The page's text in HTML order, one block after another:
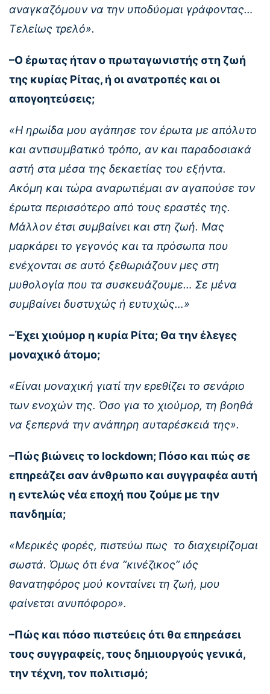
αναγκαζόμουν να την υποδύομαι γράφοντας…
Τελείως τρελό».
–Ο έρωτας ήταν ο πρωταγωνιστής στη ζωή
της κυρίας Ρίτας, ή οι ανατροπές και οι
απογοητεύσεις;
«Η ηρωίδα μου αγάπησε τον έρωτα με απόλυτο
και αντισυμβατικό τρόπο, αν και παραδοσιακά
αστή στα μέσα της δεκαετίας του εξήντα.
Ακόμη και τώρα αναρωτιέμαι αν αγαπούσε τον
έρωτα περισσότερο από τους εραστές της.
Μάλλον έτσι συμβαίνει και στη ζωή. Μας
μαρκάρει το γεγονός και τα πρόσωπα που
ενέχονται σε αυτό ξεθωριάζουν μες στη
μυθολογία που τα συσκευάζουμε… Σε μένα
συμβαίνει δυστυχώς ή ευτυχώς…»
–Έχει χιούμορ η κυρία Ρίτα; Θα την έλεγες
μοναχικό άτομο;
«Είναι μοναχική γιατί την ερεθίζει το σενάριο
των ενοχών της. Όσο για το χιούμορ, τη βοηθά
να ξεπερνά την ανάπηρη αυταρέσκειά της».
–Πώς βιώνεις το lockdown; Πόσο και πώς σε
επηρεάζει σαν άνθρωπο και συγγραφέα αυτή
η εντελώς νέα εποχή που ζούμε με την
πανδημία;
«Μερικές φορές, πιστεύω πως το διαχειρίζομαι
σωστά. Όμως ότι ένα “κινέζικος” ιός
θανατηφόρος μού κονταίνει τη ζωή, μου
φαίνεται ανυπόφορο».
–Πώς και πόσο πιστεύεις ότι θα επηρεάσει
τους συγγραφείς, τους δημιουργούς γενικά,
την τέχνη, τον πολιτισμό;